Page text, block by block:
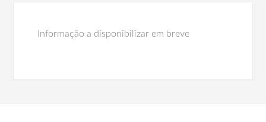
Informação a disponibilizar em breve